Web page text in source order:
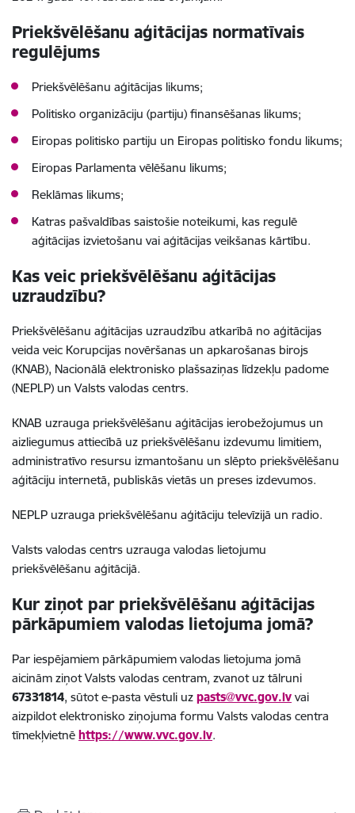
Priekšvēlēšanu aģitācijas normatīvais
regulējums
Priekšvēlēšanu aģitācijas likums;
Politisko organizāciju (partiju) finansēšanas likums;
Eiropas politisko partiju un Eiropas politisko fondu likums;
Eiropas Parlamenta vēlēšanu likums;
Reklāmas likums;
Katras pašvaldības saistošie noteikumi, kas regulē
aģitācijas izvietošanu vai aģitācijas veikšanas kārtību.
Kas veic priekšvēlēšanu aģitācijas
uzraudzību?
Priekšvēlēšanu aģitācijas uzraudzību atkarībā no aģitācijas
veida veic Korupcijas novēršanas un apkarošanas birojs
(KNAB), Nacionālā elektronisko plašsaziņas līdzekļu padome
(NEPLP) un Valsts valodas centrs.
KNAB uzrauga priekšvēlēšanu aģitācijas ierobežojumus un
aizliegumus attiecībā uz priekšvēlēšanu izdevumu limitiem,
administratīvo resursu izmantošanu un slēpto priekšvēlēšanu
aģitāciju internetā, publiskās vietās un preses izdevumos.
NEPLP uzrauga priekšvēlēšanu aģitāciju televīzijā un radio.
Valsts valodas centrs uzrauga valodas lietojumu
priekšvēlēšanu aģitācijā.
Kur ziņot par priekšvēlēšanu aģitācijas
pārkāpumiem valodas lietojuma jomā?
Par iespējamiem pārkāpumiem valodas lietojuma jomā
aicinām ziņot Valsts valodas centram, zvanot uz tālruni
67331814, sūtot e-pasta vēstuli uz pasts@vvc.gov.lv vai
aizpildot elektronisko ziņojuma formu Valsts valodas centra
tīmekļvietnē https://www.vvc.gov.lv.